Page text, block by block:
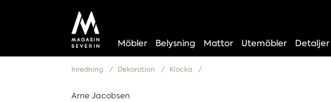
Möbler Belysning Mattor Utemöbler Detaljer
Inredning Dekoration Klocka
Arne Jacobsen